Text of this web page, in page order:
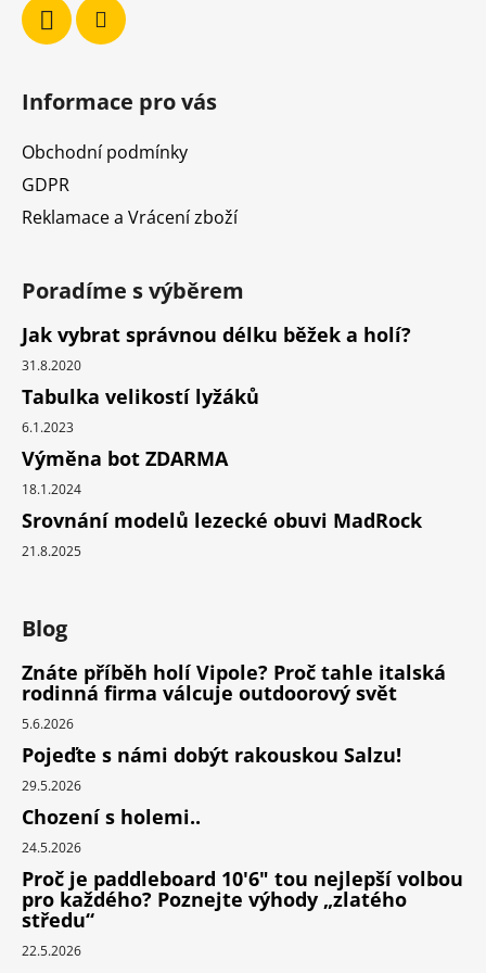
Informace pro vás
Obchodní podmínky
GDPR
Reklamace a Vrácení zboží
Poradíme s výběrem
Jak vybrat správnou délku běžek a holí?
31.8.2020
Tabulka velikostí lyžáků
6.1.2023
Výměna bot ZDARMA
18.1.2024
Srovnání modelů lezecké obuvi MadRock
21.8.2025
Blog
Znáte příběh holí Vipole? Proč tahle italská
rodinná firma válcuje outdoorový svět
5.6.2026
Pojeďte s námi dobýt rakouskou Salzu!
29.5.2026
Chození s holemi..
24.5.2026
Proč je paddleboard 10'6" tou nejlepší volbou
pro každého? Poznejte výhody „zlatého
středu“
22.5.2026